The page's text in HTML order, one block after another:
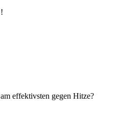
effektivsten gegen Hitze?